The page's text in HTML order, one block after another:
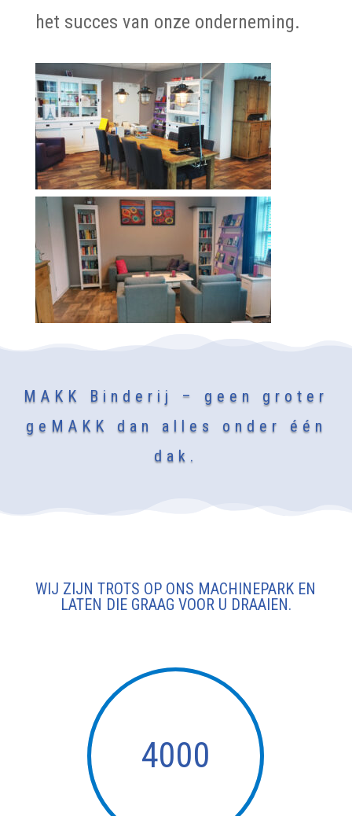
het succes van onze onderneming.
MAKK Binderij – geen groter
geMAKK dan alles onder één
dak.
WIJ ZIJN TROTS OP ONS MACHINEPARK EN
LATEN DIE GRAAG VOOR U DRAAIEN.
4000